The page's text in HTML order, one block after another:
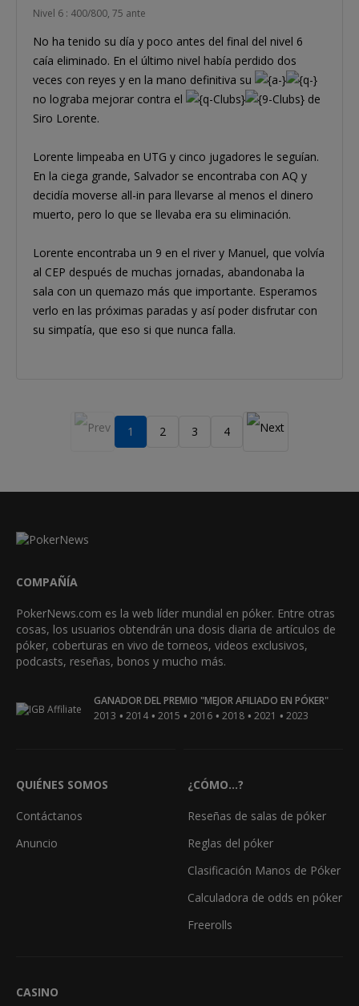
Nivel 6 : 400/800, 75 ante
No ha tenido su día y poco antes del final del nivel 6
caía eliminado. En el último nivel había perdido dos
veces con reyes y en la mano definitiva su
no lograba mejorar contra el
de
Siro Lorente.
Lorente limpeaba en UTG y cinco jugadores le seguían.
En la ciega grande, Salvador se encontraba con AQ y
decidía moverse all-in para llevarse al menos el dinero
muerto, pero lo que se llevaba era su eliminación.
Lorente encontraba un 9 en el river y Manuel, que volvía
al CEP después de muchas jornadas, abandonaba la
sala con un quemazo más que importante. Esperamos
verlo en las próximas paradas y así poder disfrutar con
su simpatía, que eso si que nunca falla.
1 2 3 4
COMPAÑÍA
PokerNews.com es la web líder mundial en póker. Entre otras
cosas, los usuarios obtendrán una dosis diaria de artículos de
póker, coberturas en vivo de torneos, videos exclusivos,
podcasts, reseñas, bonos y mucho más.
GANADOR DEL PREMIO "MEJOR AFILIADO EN PÓKER"
2013 • 2014 • 2015 • 2016 • 2018 • 2021 • 2023
QUIÉNES SOMOS
Contáctanos
Anuncio
¿CÓMO...?
Reseñas de salas de póker
Reglas del póker
Clasificación Manos de Póker
Calculadora de odds en póker
Freerolls
CASINO